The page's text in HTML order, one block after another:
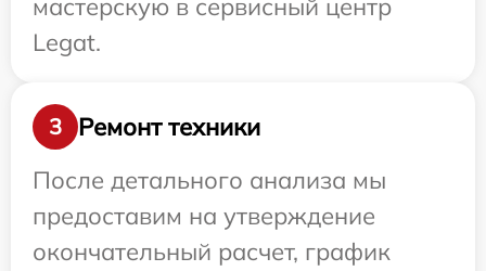
мастерскую в сервисный центр
Legat.
3
Ремонт техники
После детального анализа мы
предоставим на утверждение
окончательный расчет, график